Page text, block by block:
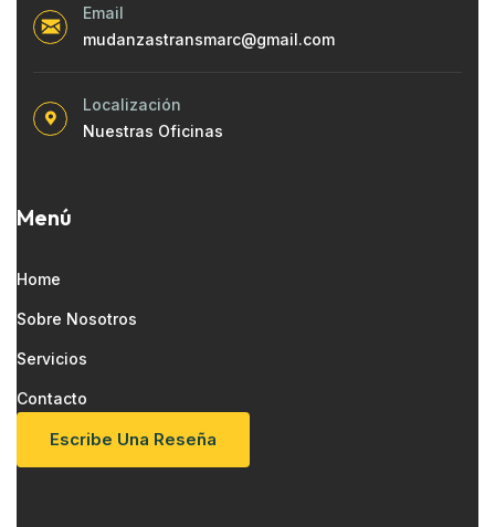
Email
mudanzastransmarc@gmail.com
Localización
Nuestras Oficinas
Menú
Home
Sobre Nosotros
Servicios
Contacto
ESCRIBE UNA RESEÑA